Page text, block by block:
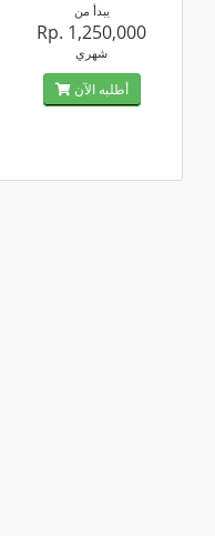
يبدأ من
Rp. 1,250,000
شهري
أطلبه الآن